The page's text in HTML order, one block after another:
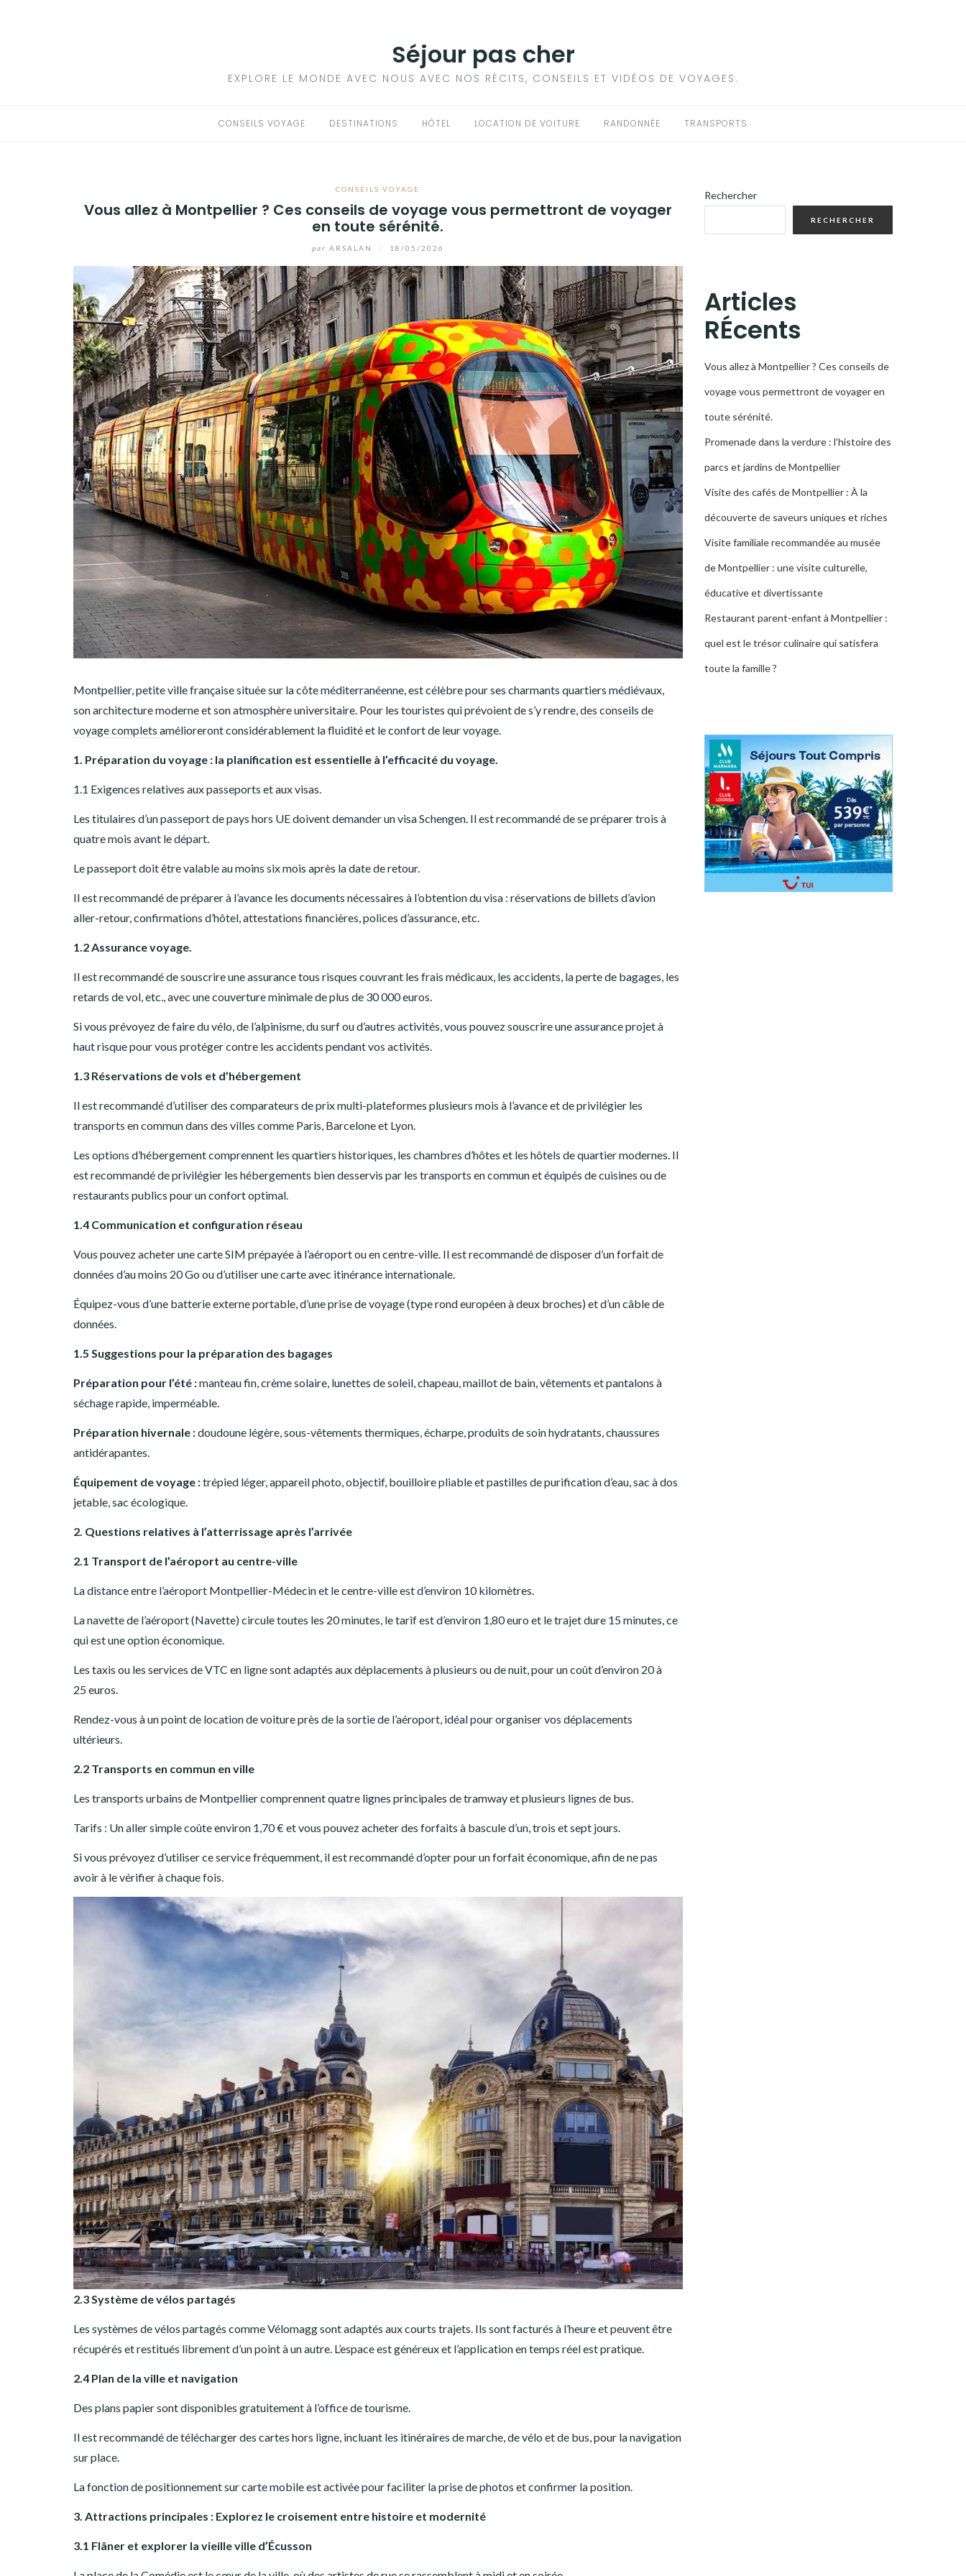
Séjour pas cher
EXPLORE LE MONDE AVEC NOUS AVEC NOS RÉCITS, CONSEILS ET VIDÉOS DE VOYAGES.
CONSEILS VOYAGE DESTINATIONS HÔTEL LOCATION DE VOITURE RANDONNÉE TRANSPORTS
CONSEILS VOYAGE
Vous allez à Montpellier ? Ces conseils de voyage vous permettront de voyager
en toute sérénité.
par ARSALAN 18/05/2026
Montpellier, petite ville française située sur la côte méditerranéenne, est célèbre pour ses charmants quartiers médiévaux,
son architecture moderne et son atmosphère universitaire. Pour les touristes qui prévoient de s’y rendre,des conseils de
voyage complets amélioreront considérablement la fluidité et le confort de leur voyage.
1. Préparation du voyage : la planification est essentielle à l’efficacité du voyage.
1.1 Exigences relatives aux passeports et aux visas.
Les titulaires d’un passeport de pays hors UE doivent demander un visa Schengen. Il est recommandé de se préparer trois à
quatre mois avant le départ.
Le passeport doit être valable au moins six mois après la date de retour.
Il est recommandé de préparer à l’avance les documents nécessaires à l’obtention du visa : réservations de billets d’avion
aller-retour, confirmations d’hôtel, attestations financières, polices d’assurance, etc.
1.2 Assurance voyage.
Il est recommandé de souscrire une assurance tous risques couvrant les frais médicaux, les accidents, la perte de bagages, les
retards de vol, etc., avec une couverture minimale de plus de 30 000 euros.
Si vous prévoyez de faire du vélo, de l’alpinisme, du surf ou d’autres activités, vous pouvez souscrire une assurance projet à
haut risque pour vous protéger contre les accidents pendant vos activités.
1.3 Réservations de vols et d’hébergement
Il est recommandé d’utiliser des comparateurs de prix multi-plateformes plusieurs mois à l’avance et de privilégier les
transports en commun dans des villes comme Paris, Barcelone et Lyon.
Les options d’hébergement comprennent les quartiers historiques, les chambres d’hôtes et les hôtels de quartier modernes. Il
est recommandé de privilégier les hébergements bien desservis par les transports en commun et équipés de cuisines ou de
restaurants publics pour un confort optimal.
1.4 Communication et configuration réseau
Vous pouvez acheter une carte SIM prépayée à l’aéroport ou en centre-ville. Il est recommandé de disposer d’un forfait de
données d’au moins 20 Go ou d’utiliser une carte avec itinérance internationale.
Équipez-vous d’une batterie externe portable, d’une prise de voyage (type rond européen à deux broches) et d’un câble de
données.
1.5 Suggestions pour la préparation des bagages
Préparation pour l’été :manteau fin, crème solaire, lunettes de soleil, chapeau, maillot de bain, vêtements et pantalons à
séchage rapide, imperméable.
Préparation hivernale :doudoune légère, sous-vêtements thermiques, écharpe, produits de soin hydratants, chaussures
antidérapantes.
Équipement de voyage :trépied léger, appareil photo, objectif, bouilloire pliable et pastilles de purification d’eau, sac à dos
jetable, sac écologique.
2. Questions relatives à l’atterrissage après l’arrivée
2.1 Transport de l’aéroport au centre-ville
La distance entre l’aéroport Montpellier-Médecin et le centre-ville est d’environ 10 kilomètres.
La navette de l’aéroport (Navette) circule toutes les 20 minutes, le tarif est d’environ 1,80 euro et le trajet dure 15 minutes, ce
qui est une option économique.
Les taxis ou les services de VTC en ligne sont adaptés aux déplacements à plusieurs ou de nuit, pour un coût d’environ 20 à
25 euros.
Rendez-vous à un point de location de voiture près de la sortie de l’aéroport, idéal pour organiser vos déplacements
ultérieurs.
2.2 Transports en commun en ville
Les transports urbains de Montpellier comprennent quatre lignes principales de tramway et plusieurs lignes de bus.
Tarifs : Un aller simple coûte environ 1,70 € et vous pouvez acheter des forfaits à bascule d’un, trois et sept jours.
Si vous prévoyez d’utiliser ce service fréquemment, il est recommandé d’opter pour un forfait économique, afin de ne pas
avoir à le vérifier à chaque fois.
2.3 Système de vélos partagés
Les systèmes de vélos partagés comme Vélomagg sont adaptés aux courts trajets. Ils sont facturés à l’heure et peuvent être
récupérés et restitués librement d’un point à un autre. L’espace est généreux et l’application en temps réel est pratique.
2.4 Plan de la ville et navigation
Des plans papier sont disponibles gratuitement à l’office de tourisme.
Il est recommandé de télécharger des cartes hors ligne, incluant les itinéraires de marche, de vélo et de bus, pour la navigation
sur place.
La fonction de positionnement sur carte mobile est activée pour faciliter la prise de photos et confirmer la position.
3. Attractions principales : Explorez le croisement entre histoire et modernité
3.1 Flâner et explorer la vieille ville d’Écusson
Rechercher
RECHERCHER
Articles
RÉcents
Vous allez à Montpellier ? Ces conseils de
voyage vous permettront de voyager en
toute sérénité.
Promenade dans la verdure : l’histoire des
parcs et jardins de Montpellier
Visite des cafés de Montpellier : À la
découverte de saveurs uniques et riches
Visite familiale recommandée au musée
de Montpellier : une visite culturelle,
éducative et divertissante
Restaurant parent-enfant à Montpellier :
quel est le trésor culinaire qui satisfera
toute la famille ?